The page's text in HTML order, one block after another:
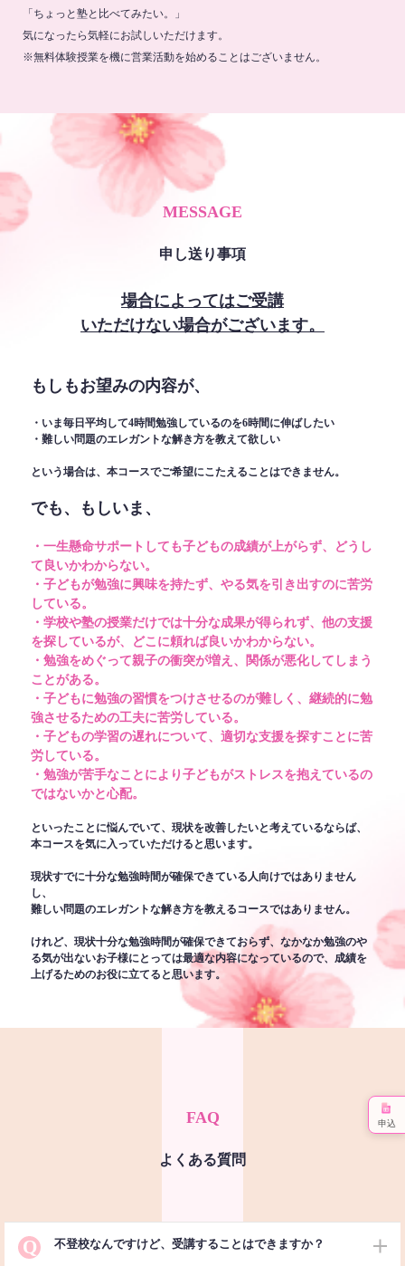
「ちょっと塾と比べてみたい。」
気になったら気軽にお試しいただけます。
※無料体験授業を機に営業活動を始めることはございません。
MESSAGE
申し送り事項
場合によってはご受講
いただけない場合がございます。
もしもお望みの内容が、
・いま毎日平均して4時間勉強しているのを6時間に伸ばしたい
・難しい問題のエレガントな解き方を教えて欲しい
という場合は、本コースでご希望にこたえることはできません。
でも、もしいま、
・一生懸命サポートしても子どもの成績が上がらず、どうし
て良いかわからない。
・子どもが勉強に興味を持たず、やる気を引き出すのに苦労
している。
・学校や塾の授業だけでは十分な成果が得られず、他の支援
を探しているが、どこに頼れば良いかわからない。
・勉強をめぐって親子の衝突が増え、関係が悪化してしまう
ことがある。
・子どもに勉強の習慣をつけさせるのが難しく、継続的に勉
強させるための工夫に苦労している。
・子どもの学習の遅れについて、適切な支援を探すことに苦
労している。
・勉強が苦手なことにより子どもがストレスを抱えているの
ではないかと心配。
といったことに悩んでいて、現状を改善したいと考えているならば、
本コースを気に入っていただけると思います。
現状すでに十分な勉強時間が確保できている人向けではありません
し、
難しい問題のエレガントな解き方を教えるコースではありません。
けれど、現状十分な勉強時間が確保できておらず、なかなか勉強のや
る気が出ないお子様にとっては最適な内容になっているので、成績を
上げるためのお役に立てると思います。
FAQ
よくある質問
Q 不登校なんですけど、受講することはできますか？
申込